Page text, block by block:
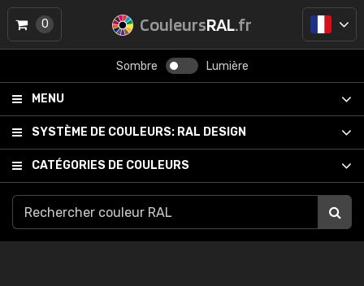
CouleursRAL.fr
Sombre Lumière
MENU
SYSTÈME DE COULEURS: RAL DESIGN
CATÉGORIES DE COULEURS
0